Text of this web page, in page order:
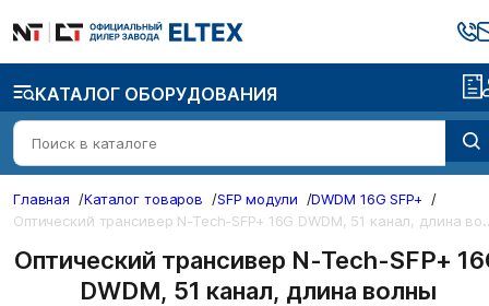
КАТАЛОГ ОБОРУДОВАНИЯ
Главная /Каталог товаров /SFP модули /DWDM 16G SFP+ /
ический трансивер N-Tech-
Оптический трансивер N-Tech-SFP+
DWDM, 51 канал, длина волны